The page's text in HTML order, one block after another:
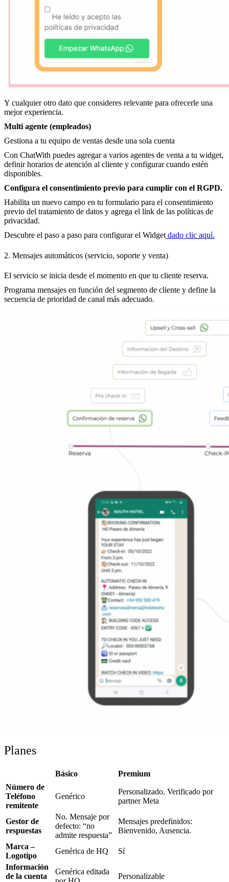
Y cualquier otro dato que consideres relevante para ofrecerle una
mejor experiencia.
Multi agente (empleados)
Gestiona a tu equipo de ventas desde una sola cuenta
Con ChatWith puedes agregar a varios agentes de venta a tu widget,
definir horarios de atención al cliente y configurar cuando estén
disponibles.
Configura el consentimiento previo para cumplir con el RGPD.
Habilita un nuevo campo en tu formulario para el consentimiento
previo del tratamiento de datos y agrega el link de las políticas de
privacidad.
Descubre el paso a paso para configurar el Widget dado clic aquí.
2. Mensajes automáticos (servicio, soporte y venta)
El servicio se inicia desde el momento en que tu cliente reserva.
Programa mensajes en función del segmento de cliente y define la
secuencia de prioridad de canal más adecuado.
Planes
Básico
Premium
Número de
Teléfono
remitente
Genérico
Personalizado. Verificado por
partner Meta
Gestor de
respuestas
No. Mensaje por
defecto: “no
admite respuesta”
Mensajes predefinidos:
Bienvenido, Ausencia.
Marca –
Logotipo
Genérica de HQ
Sí
Información
de la cuenta
Genérica editada
Personalizable